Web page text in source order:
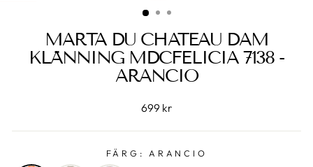
MARTA DU CHATEAU DAM
KLÄNNING MDCFELICIA 7138 -
ARANCIO
699 kr
FÄRG: ARANCIO